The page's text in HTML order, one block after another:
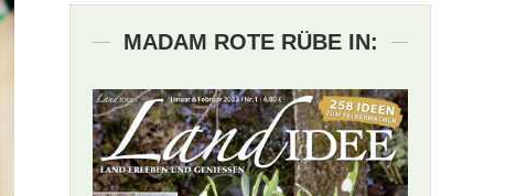
MADAM ROTE RÜBE IN: